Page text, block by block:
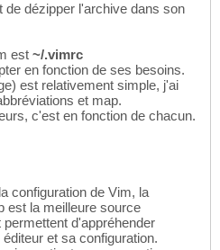
de dézipper l'archive dans son
est ~/.vimrc
en fonction de ses besoins.
est relativement simple, j'ai
et map.
c'est en fonction de chacun.
configuration de Vim, la
est la meilleure source
d'appréhender
et sa configuration.